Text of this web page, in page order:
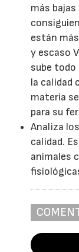
más
están
y escaso
sube todo
la calidad
materia
para su
Analiza
calidad.
animales